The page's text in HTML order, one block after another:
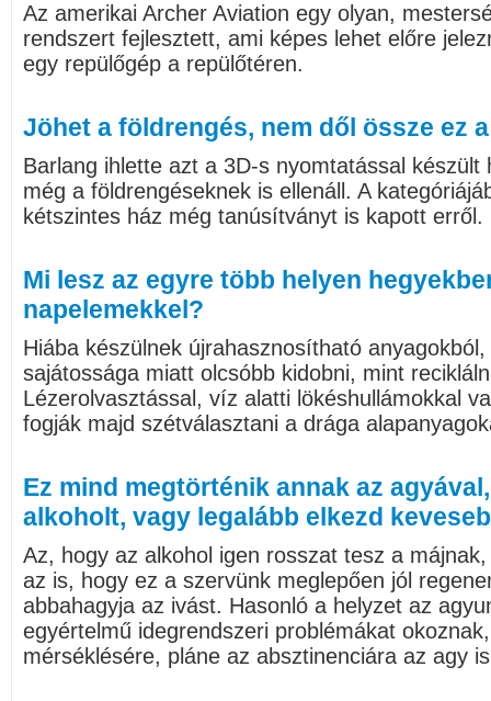
Az amerikai Archer Aviation egy olyan,
rendszert fejlesztett, ami képes lehet előre
egy repülőgép a repülőtéren.
Jöhet a földrengés, nem dől össze ez
Barlang ihlette azt a 3D-s nyomtatással készült
még a földrengéseknek is ellenáll. A
kétszintes ház még tanúsítványt is kapott erről.
Mi lesz az egyre több helyen
napelemekkel?
Hiába készülnek újrahasznosítható
sajátossága miatt olcsóbb kidobni, mint
Lézerolvasztással, víz alatti lökéshullámokkal
fogják majd szétválasztani a drága
Ez mind megtörténik annak az
alkoholt, vagy legalább elkezd
Az, hogy az alkohol igen rosszat tesz a
az is, hogy ez a szervünk meglepően jól
abbahagyja az ivást. Hasonló a helyzet az
egyértelmű idegrendszeri problémákat
mérséklésére, pláne az absztinenciára az agy